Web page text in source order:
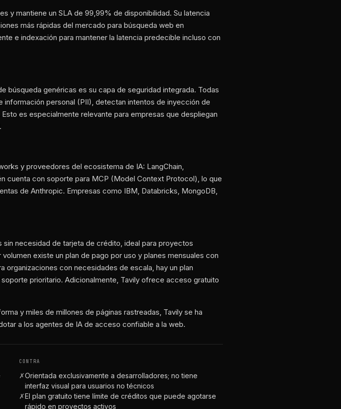
y mantiene un SLA de 99,99% de disponibilidad. Su latencia
más rápidas del mercado para búsqueda web en
e indexación para mantener la latencia predecible incluso con
búsqueda genéricas es su capa de seguridad integrada. Todas
personal (PII), detectan intentos de inyección de
es especialmente relevante para empresas que despliegan
y proveedores del ecosistema de IA: LangChain,
cuenta con soporte para MCP (Model Context Protocol), lo que
de Anthropic. Empresas como IBM, Databricks, MongoDB,
necesidad de tarjeta de crédito, ideal para proyectos
existe un plan de pago por uso y planes mensuales con
organizaciones con necesidades de escala, hay un plan
prioritario. Adicionalmente, Tavily ofrece acceso gratuito
y miles de millones de páginas rastreadas, Tavily se ha
a los agentes de IA de acceso confiable a la web.
CONTRA
✗Orientada exclusivamente a desarrolladores; no tiene
interfaz visual para usuarios no técnicos
✗El plan gratuito tiene límite de créditos que puede agotarse
rápido en proyectos activos